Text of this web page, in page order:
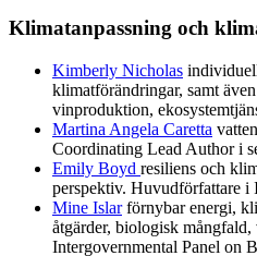
Klimatanpassning och
Kimberly Nicholas
klimatförändringar, samt
vinproduktion,
Martina Angela Caretta
Coordinating Lead Author i
Emily Boyd resiliens och
perspektiv. Huvudförfattare i
Mine Islarförnybar energi,
åtgärder, biologisk
Intergovernmental Panel on